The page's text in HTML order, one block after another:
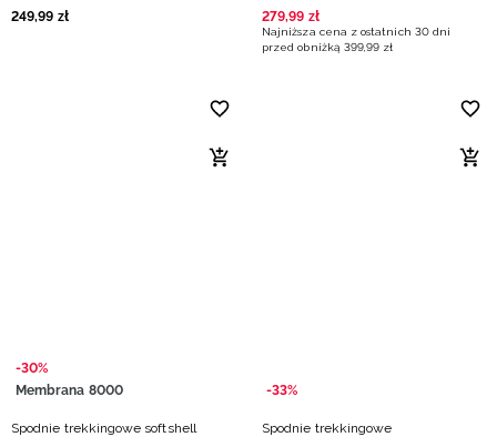
249,99 zł
granatowe
279,99 zł
Najniższa cena z ostatnich 30 dni
przed obniżką 399,99 zł
-30%
Membrana 8000
Spodnie trekkingowe softshell
-33%
Spodnie trekkingowe